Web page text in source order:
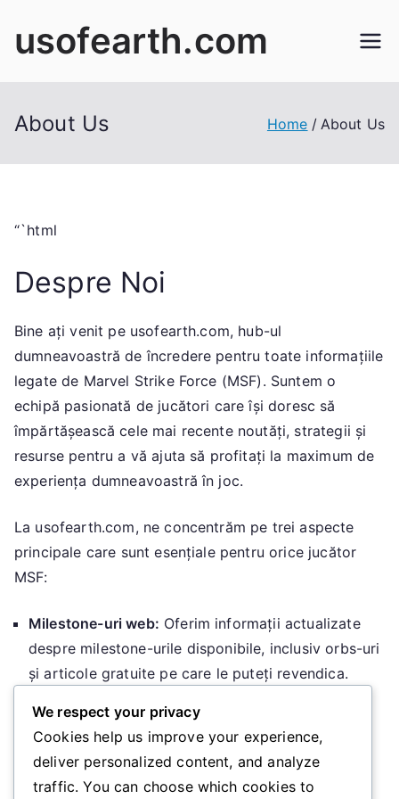
usofearth.com
About Us Home About Us
“`html
Despre Noi
Bine ați venit pe usofearth.com, hub-ul
dumneavoastră de încredere pentru toate informațiile
legate de Marvel Strike Force (MSF). Suntem o
echipă pasionată de jucători care își doresc să
împărtășească cele mai recente noutăți, strategii și
resurse pentru a vă ajuta să profitați la maximum de
experiența dumneavoastră în joc.
La usofearth.com, ne concentrăm pe trei aspecte
principale care sunt esențiale pentru orice jucător
MSF:
Milestone-uri web: Oferim informații actualizate
despre milestone-urile disponibile, inclusiv orbs-uri
și articole gratuite pe care le puteți revendica.
Vă ținem la curent cu cele mai recente coduri
promoționale și campanii, astfel încât să nu ratați
nicio oportunitate de a obține recompense
We respect your privacy
Cookies help us improve your experience,
deliver personalized content, and analyze
traffic. You can choose which cookies to